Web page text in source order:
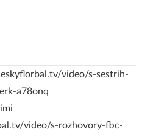
video/s-sestrih-
a78onq
video/s-rozhovory-fbc-